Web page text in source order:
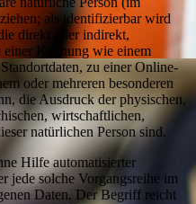
als identifizierbar wird
direkt oder indirekt,
einer Kennung wie einem
zu einer Online-
oder mehreren besonderen
die Ausdruck der physischen,
wirtschaftlichen,
natürlichen Person sind.
Hilfe automatisierter
jede solche Vorgangsreihe im
Daten. Der Begriff reicht